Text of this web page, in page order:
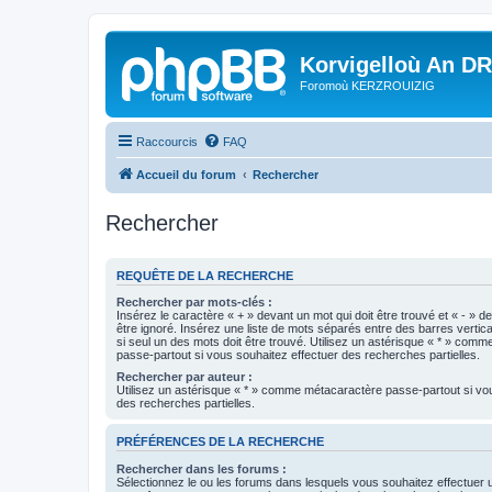
Korvigelloù An
Foromoù KERZROUIZIG
Raccourcis FAQ
Accueil du forum Rechercher
Rechercher
REQUÊTE DE LA RECHERCHE
Rechercher par mots-clés :
Insérez le caractère « + » devant un mot qui doit être trouvé et « - »
être ignoré. Insérez une liste de mots séparés entre des barres
si seul un des mots doit être trouvé. Utilisez un astérisque « * »
passe-partout si vous souhaitez effectuer des recherches partielles.
Rechercher par auteur :
Utilisez un astérisque « * » comme métacaractère passe-partout si
des recherches partielles.
PRÉFÉRENCES DE LA RECHERCHE
Rechercher dans les forums :
Sélectionnez le ou les forums dans lesquels vous souhaitez effectuer